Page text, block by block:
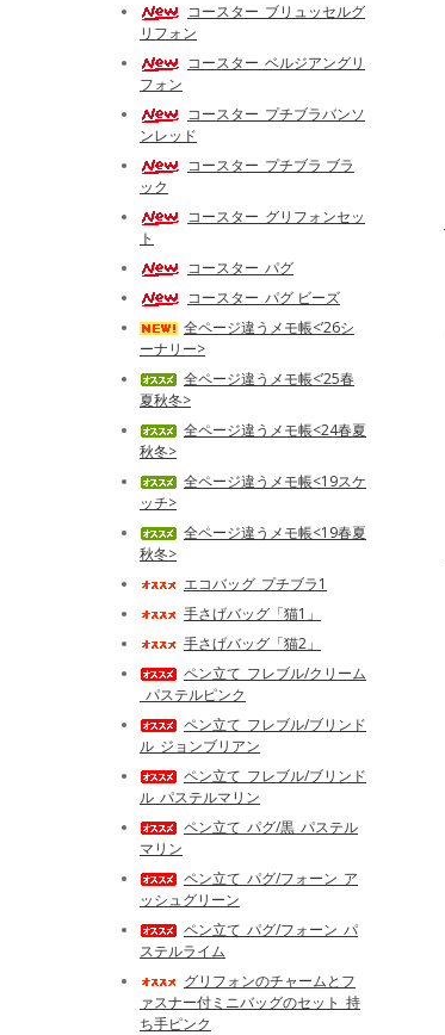
コースター_ブリュッセルグ
リフォン
コースター_ベルジアングリ
フォン
コースター_プチブラバンソ
ンレッド
コースター_プチブラ ブラ
ック
コースター_グリフォンセッ
ト
コースター_パグ
コースター_パグ ビーズ
全ページ違うメモ帳<’26シ
ーナリー>
全ページ違うメモ帳<’25春
夏秋冬>
全ページ違うメモ帳<24春夏
秋冬>
全ページ違うメモ帳<19スケ
ッチ>
全ページ違うメモ帳<19春夏
秋冬>
エコバッグ_プチブラ1
手さげバッグ「猫1」
手さげバッグ「猫2」
ペン立て_フレブル/クリーム
_パステルピンク
ペン立て_フレブル/ブリンド
ル_ジョンブリアン
ペン立て_フレブル/ブリンド
ル_パステルマリン
ペン立て_パグ/黒_パステル
マリン
ペン立て_パグ/フォーン_ア
ッシュグリーン
ペン立て_パグ/フォーン_パ
ステルライム
グリフォンのチャームとフ
ァスナー付ミニバッグのセット_持
ち手ピンク